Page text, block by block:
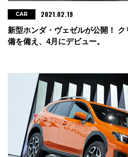
新型ホンダ・ヴェゼルが公開！
備を備え、4月にデビュー。
CAR 2021.02.19